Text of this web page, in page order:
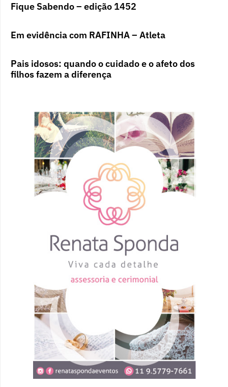
Fique Sabendo – edição 1452
Em evidência com RAFINHA – Atleta
Pais idosos: quando o cuidado e o afeto dos
filhos fazem a diferença